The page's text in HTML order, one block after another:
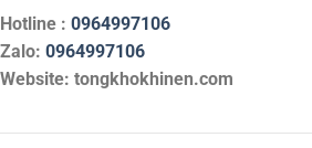
Hotline : 0964997106
Zalo: 0964997106
Website: tongkhokhinen.com